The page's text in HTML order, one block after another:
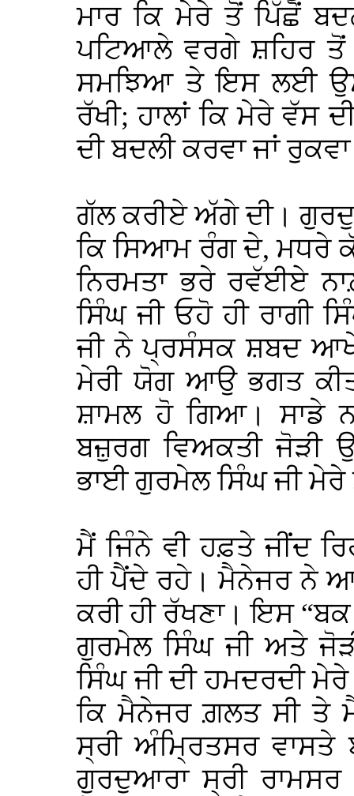
ਮਾਰ ਕਿ ਮੇਰੇ ਤੋਂ ਪਿੱਛੋਂ
ਪਟਿਆਲੇ ਵਰਗੇ ਸ਼ਹਿਰ ਤੋਂ
ਸਮਝਿਆ ਤੇ ਇਸ ਲਈ ਉਸ
ਰੱਖੀ; ਹਾਲਾਂ ਕਿ ਮੇਰੇ ਵੱਸ
ਦੀ ਬਦਲੀ ਕਰਵਾ ਜਾਂ
ਗੱਲ ਕਰੀਏ ਅੱਗੇ ਦੀ।
ਕਿ ਸਿਆਮ ਰੰਗ ਦੇ, ਮਧਰੇ
ਨਿਰਮਤਾ ਭਰੇ ਰਵੱਈਏ
ਸਿੰਘ ਜੀ ਓਹੋ ਹੀ ਰਾਗੀ
ਜੀ ਨੇ ਪ੍ਰਸੰਸਕ ਸ਼ਬਦ
ਮੇਰੀ ਯੋਗ ਆਉ ਭਗਤ
ਸ਼ਾਮਲ ਹੋ ਗਿਆ। ਸਾਡੇ
ਬਜ਼ੁਰਗ ਵਿਅਕਤੀ ਜੋੜੀ
ਭਾਈ ਗੁਰਮੇਲ ਸਿੰਘ ਜੀ
ਮੈਂ ਜਿੰਨੇ ਵੀ ਹਫ਼ਤੇ ਜੀਂਦ
ਹੀ ਪੈਂਦੇ ਰਹੇ। ਮੈਨੇਜਰ ਨੇ
ਕਰੀ ਹੀ ਰੱਖਣਾ। ਇਸ
ਗੁਰਮੇਲ ਸਿੰਘ ਜੀ ਅਤੇ
ਸਿੰਘ ਜੀ ਦੀ ਹਮਦਰਦੀ
ਕਿ ਮੈਨੇਜਰ ਗ਼ਲਤ ਸੀ ਤੇ
ਸ੍ਰੀ ਅੰਮ੍ਰਿਤਸਰ
ਗੁਰਦੁਆਰਾ ਸ੍ਰੀ